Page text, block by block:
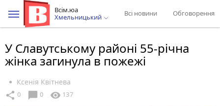
Всім.юа
Хмельницький
Всі новини Обговорення
У Славутському районі 55-річна
жінка загинула в пожежі
Ксенія Квітнева
share 0 chat_bubble 0 visibility 137